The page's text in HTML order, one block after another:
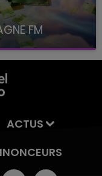
FM
8H10
ACTUS